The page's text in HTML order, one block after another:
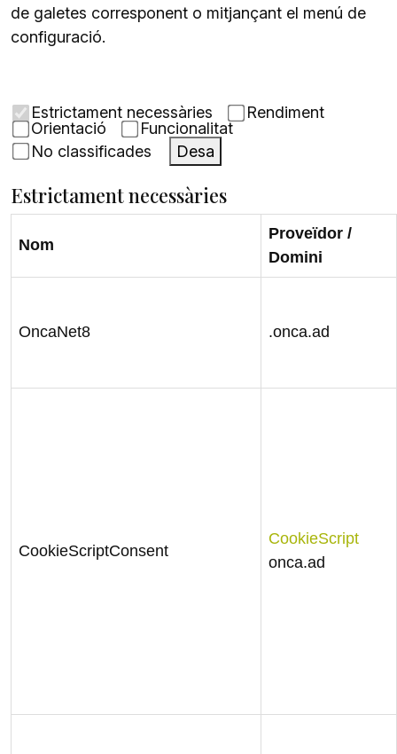
de galetes corresponent o mitjançant el menú de
configuració.
Estrictament necessàries
Rendiment
Orientació
Funcionalitat
No classificades
Desa
Estrictament necessàries
Nom
Proveïdor /
Domini
OncaNet8 .onca.ad
CookieScriptConsent
CookieScript
onca.ad